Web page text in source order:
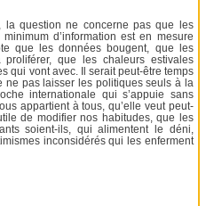
la question ne concerne pas que les
d’information est en mesure
que les données bougent, que les
que les chaleurs estivales
qui vont avec. Il serait peut-être temps
ne pas laisser les politiques seuls à la
internationale qui s’appuie sans
appartient à tous, qu’elle veut peut-
de modifier nos habitudes, que les
soient-ils, qui alimentent le déni,
inconsidérés qui les enferment